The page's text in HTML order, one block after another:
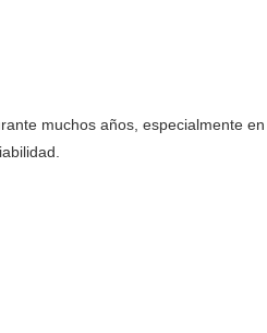
muchos años, especialmente en